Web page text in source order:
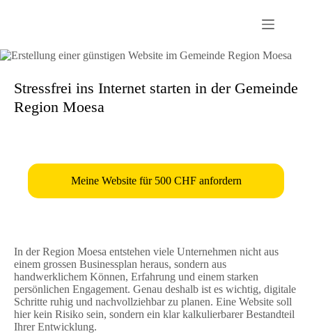
Stressfrei ins Internet starten in der Gemeinde
Region Moesa
Meine Website für 500 CHF anfordern
In der Region Moesa entstehen viele Unternehmen nicht aus
einem grossen Businessplan heraus, sondern aus
handwerklichem Können, Erfahrung und einem starken
persönlichen Engagement. Genau deshalb ist es wichtig, digitale
Schritte ruhig und nachvollziehbar zu planen. Eine Website soll
hier kein Risiko sein, sondern ein klar kalkulierbarer Bestandteil
Ihrer Entwicklung.